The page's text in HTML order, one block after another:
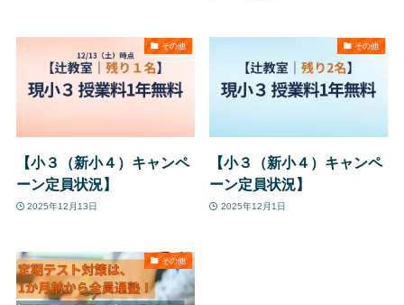
その他
【小３（新小４）キャンペ
ーン定員状況】
2025年12月13日
その他
【小３（新小４）キャンペ
ーン定員状況】
2025年12月1日
その他